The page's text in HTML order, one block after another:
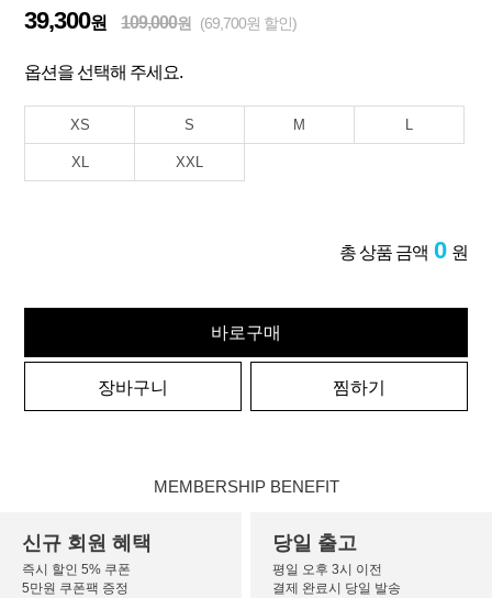
39,300원 109,000원 (69,700원 할인)
옵션을 선택해 주세요.
XS S M L
XL XXL
총 상품 금액 0 원
바로구매
장바구니 찜하기
MEMBERSHIP BENEFIT
신규 회원 혜택
즉시 할인 5% 쿠폰
5만원 쿠폰팩 증정
당일 출고
평일 오후 3시 이전
결제 완료시 당일 발송